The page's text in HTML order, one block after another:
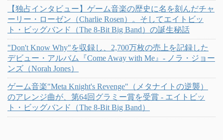
【独占インタビュー】ゲーム音楽の歴史に名を刻んだチャ
ーリー・ローゼン（Charlie Rosen）。そしてエイトビッ
ト・ビッグバンド（The 8-Bit Big Band）の誕生秘話
"Don't Know Why"を収録し、2,700万枚の売上を記録した
デビュー・アルバム『Come Away with Me』- ノラ・ジョー
ンズ（Norah Jones）
ゲーム音楽"Meta Knight's Revenge"（メタナイトの逆襲）
のアレンジ曲が、第64回グラミー賞を受賞 - エイトビッ
ト・ビッグバンド（The 8-Bit Big Band）